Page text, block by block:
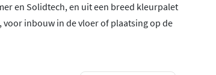
en Solidtech, en uit een breed kleurpalet
, voor inbouw in de vloer of plaatsing op de